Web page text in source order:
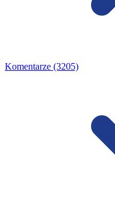
Komentarze (3205)